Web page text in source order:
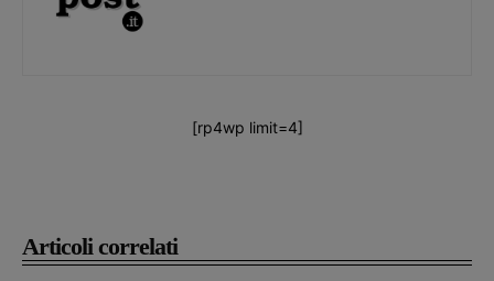
Articoli correlati
[rp4wp limit=4]